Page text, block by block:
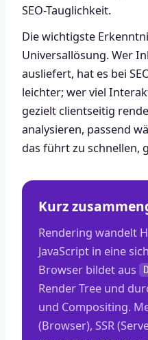
SEO-Tauglichkeit.
Die wichtigste
Universallösung. Wer
ausliefert, hat es bei
leichter; wer viel
gezielt clientseitig
analysieren, passend
das führt zu schnellen,
Kurz
Rendering wandelt
JavaScript in eine
Browser bildet aus
Render Tree und
und Compositing.
(Browser), SSR